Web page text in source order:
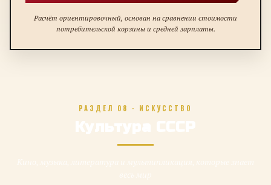
Расчёт ориентировочный, основан на сравнении стоимости
потребительской корзины и средней зарплаты.
РАЗДЕЛ 08 · ИСКУССТВО
Культура СССР